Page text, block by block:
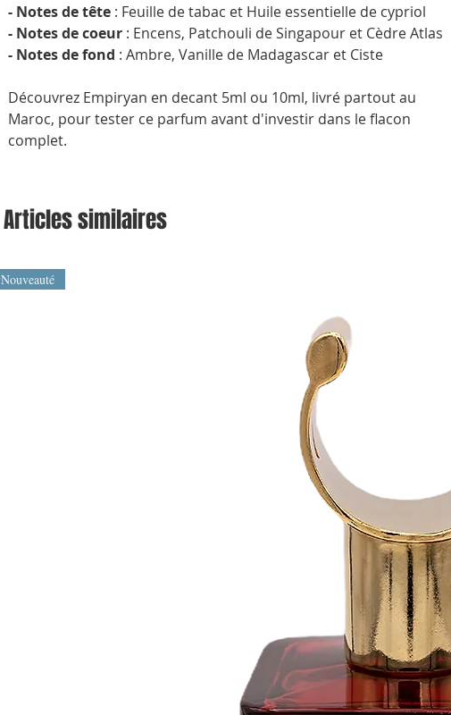
- Notes de tête : Feuille de tabac et Huile essentielle de cypriol
- Notes de coeur : Encens, Patchouli de Singapour et Cèdre Atlas
- Notes de fond : Ambre, Vanille de Madagascar et Ciste
Découvrez Empiryan en decant 5ml ou 10ml, livré partout au
Maroc, pour tester ce parfum avant d'investir dans le flacon
complet.
Articles similaires
Nouveauté